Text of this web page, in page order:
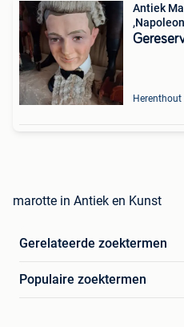
Antiek
Herenthout
marotte in Antiek en Kunst
Gerelateerde zoektermen
Populaire zoektermen